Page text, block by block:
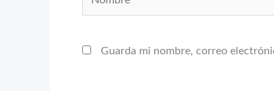
Guarda mi nombre, correo